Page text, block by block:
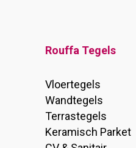
Rouffa Tegels
Vloertegels
Wandtegels
Terrastegels
Keramisch Parket